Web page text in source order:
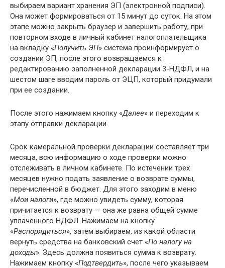
выбираем вариант хранения ЭП (электронной подписи).
Она может формироваться от 15 минут до суток. На этом
этапе можно закрыть браузер и завершить работу, при
повторном входе в личный кабинет налогоплательщика
на вкладку «Получить ЭП» система проинформирует о
создании ЭП, после этого возвращаемся к
редактированию заполненной декларации 3-НДФЛ, и на
шестом шаге вводим пароль от ЭЦП, который придумали
при ее создании.
После этого нажимаем кнопку «Далее» и переходим к
этапу отправки декларации.
Срок камеральной проверки декларации составляет три
месяца, всю информацию о ходе проверки можно
отслеживать в личном кабинете. По истечении трех
месяцев нужно подать заявление о возврате суммы,
перечисленной в бюджет. Для этого заходим в меню
«Мои налоги», где можно увидеть сумму, которая
причитается к возврату — она же равна общей сумме
уплаченного НДФЛ. Нажимаем на кнопку
«Распорядиться», затем выбираем, из какой области
вернуть средства на банковский счет «По налогу на
доходы». Здесь должна появиться сумма к возврату.
Нажимаем кнопку «Подтвердить», после чего указываем